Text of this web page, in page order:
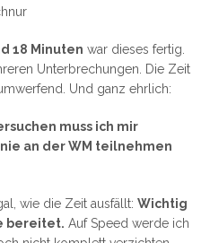
18 Minuten war dieses fertig.
Unterbrechungen. Die Zeit
Und ganz ehrlich:
muss ich mir
an der WM teilnehmen
wie die Zeit ausfällt: Wichtig
bereitet. Auf Speed werde ich